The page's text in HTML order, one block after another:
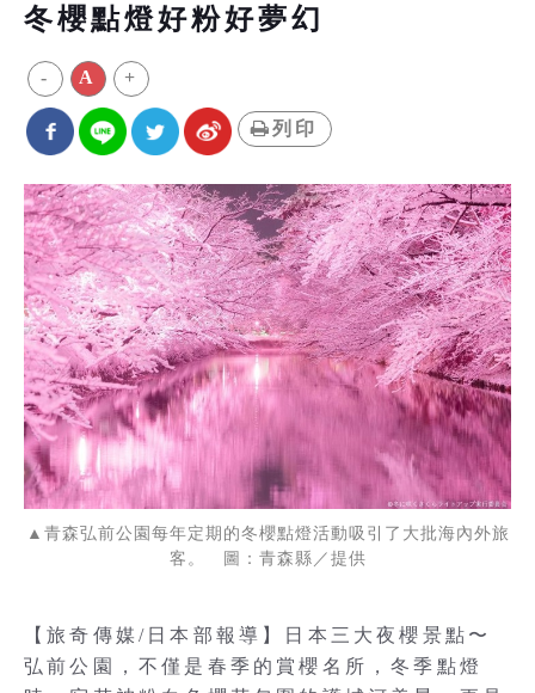
冬櫻點燈好粉好夢幻
- A +
列印
▲青森弘前公園每年定期的冬櫻點燈活動吸引了大批海內外旅
客。 圖：青森縣／提供
【旅奇傳媒/日本部報導】日本三大夜櫻景點〜
弘前公園，不僅是春季的賞櫻名所，冬季點燈